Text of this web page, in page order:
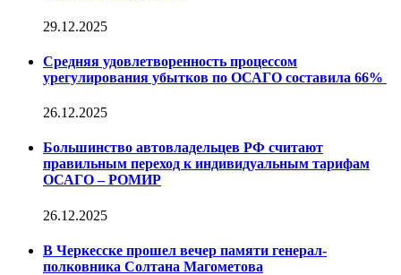
29.12.2025
Средняя удовлетворенность процессом
урегулирования убытков по ОСАГО составила 66%
26.12.2025
Большинство автовладельцев РФ считают
правильным переход к индивидуальным тарифам
ОСАГО – РОМИР
26.12.2025
В Черкесске прошел вечер памяти генерал-
полковника Солтана Магометова